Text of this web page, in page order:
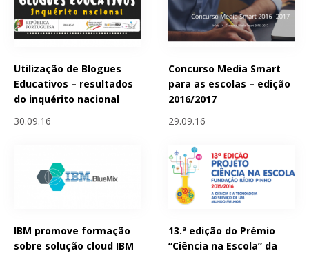
Utilização de Blogues
Educativos – resultados
do inquérito nacional
30.09.16
Concurso Media Smart
para as escolas – edição
2016/2017
29.09.16
IBM promove formação
sobre solução cloud IBM
13.ª edição do Prémio
“Ciência na Escola” da